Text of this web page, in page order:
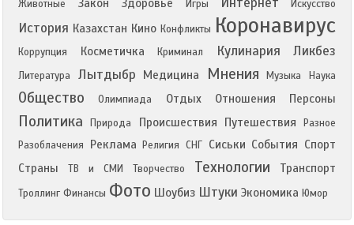
Животные
Закон Здоровье Игры Искусство
История Казахстан Кино Конфликты Коронавирус
Коррупция Косметичка Криминал Кулинария Ликбез
Литература Лытдыбр Медицина Мнения Музыка Наука
Общество Олимпиада Отдых Отношения Персоны
Политика Природа Происшествия Путешествия
Разное
Разоблачения
Реклама Религия СНГ Сиськи События Спорт
Страны
ТВ и СМИ Творчество Технологии Транспорт
Троллинг Финансы Фото Шоубиз Штуки Экономика Юмор